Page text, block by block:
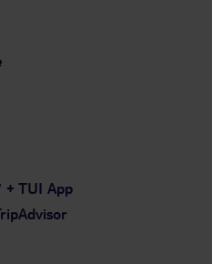
TUI App